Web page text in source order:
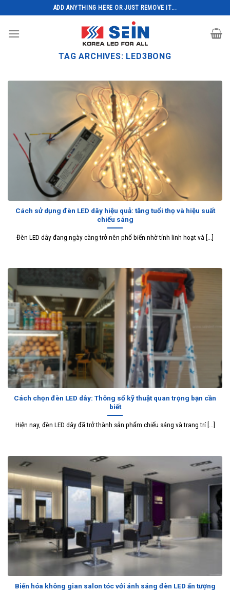
to
content
ADD ANYTHING HERE OR JUST REMOVE IT...
TAG ARCHIVES: LED3BONG
Cách sử dụng đèn LED dây hiệu quả: tăng tuổi thọ và hiệu suất
chiếu sáng
Đèn LED dây đang ngày càng trở nên phổ biến nhờ tính linh hoạt và [...]
Cách chọn đèn LED dây: Thông số kỹ thuật quan trọng bạn cần
biết
Hiện nay, đèn LED dây đã trở thành sản phẩm chiếu sáng và trang trí [...]
Biến hóa không gian salon tóc với ánh sáng đèn LED ấn tượng